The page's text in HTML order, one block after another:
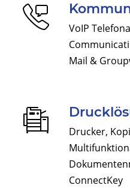
VoIP
Mail &
Drucker,
ConnectKey